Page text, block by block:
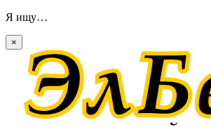
Я ищу…
×